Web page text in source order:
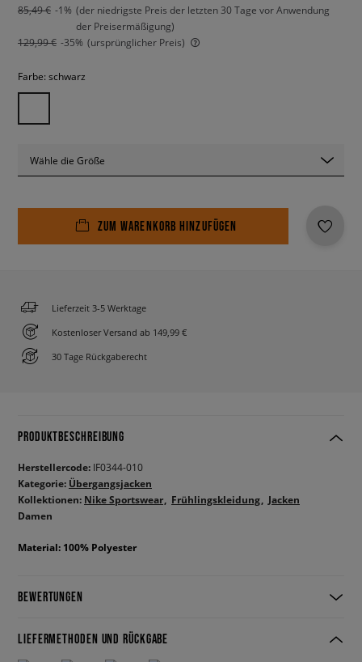
85,49 € -1% (der niedrigste Preis der letzten 30 Tage vor Anwendung
der Preisermäßigung)
129,99 € -35% (ursprünglicher Preis)
Farbe: schwarz
Wähle die Größe
ZUM WARENKORB HINZUFÜGEN
Lieferzeit 3-5 Werktage
Kostenloser Versand ab 149,99 €
30 Tage Rückgaberecht
PRODUKTBESCHREIBUNG
Herstellercode: IF0344-010
Kategorie: Übergangsjacken
Kollektionen: Nike Sportswear Frühlingskleidung
Jacken
Damen
Material: 100% Polyester
BEWERTUNGEN
LIEFERMETHODEN UND RÜCKGABE